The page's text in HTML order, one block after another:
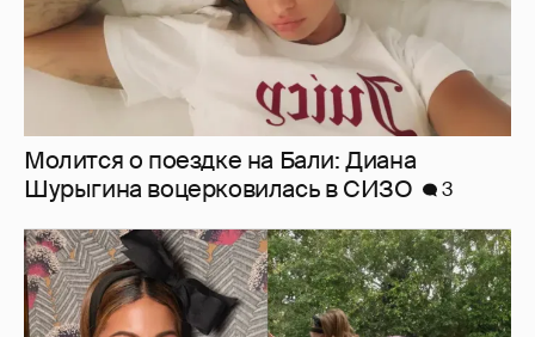
Молится о поездке на Бали: Диана
Шурыгина воцерковилась в СИЗО
3